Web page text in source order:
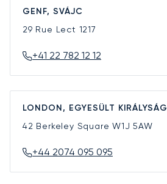
GENF, SVÁJC
29 Rue Lect 1217
+41 22 782 12 12
LONDON, EGYESÜLT KIRÁLYSÁG
42 Berkeley SquareW1J 5AW
+44 2074 095 095